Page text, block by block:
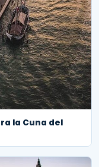
la Cuna del